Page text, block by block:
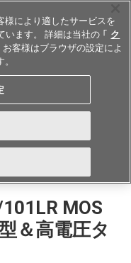
お問い合わせ
MOS
＆高電圧タ
様により適したサービスを
います。 詳細は当社の 「 ク
お客様はブラウザの設定によ